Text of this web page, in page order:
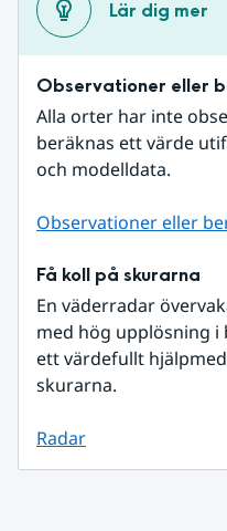
Lär dig mer
Observationer eller
Alla orter har inte
beräknas ett värde
och modelldata.
Observationer eller
Få koll på skurarna
En väderradar
med hög upplösning i
ett värdefullt
skurarna.
Radar